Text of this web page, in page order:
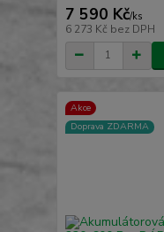
7 590 Kč/ks
6 273 Kč bez DPH
Akce
Doprava ZDARMA